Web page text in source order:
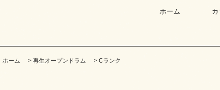
ホーム
ホーム > 再生オープンドラム > Cランク